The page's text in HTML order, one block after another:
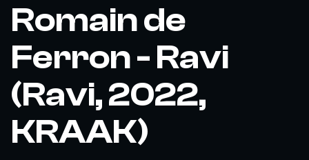
Romain de
Ferron - Ravi
(Ravi, 2022,
KRAAK)